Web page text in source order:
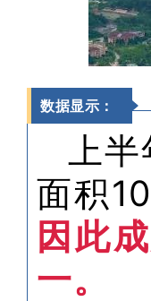
数据显示：
上
面积
因此
一。